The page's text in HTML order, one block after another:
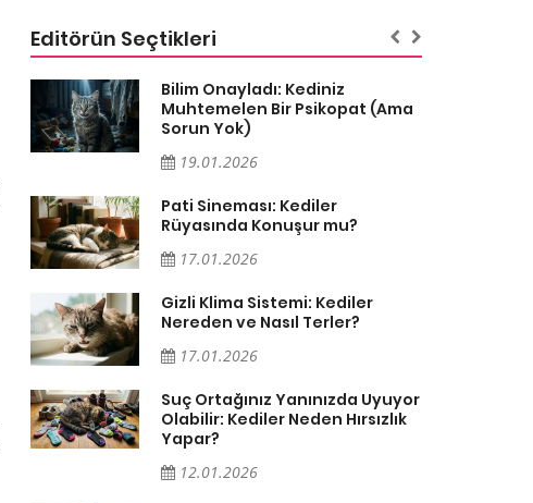
Editörün Seçtikleri
Bilim Onayladı: Kediniz
Muhtemelen Bir Psikopat (Ama
Sorun Yok)
19.01.2026
Pati Sineması: Kediler
Rüyasında Konuşur mu?
17.01.2026
Gizli Klima Sistemi: Kediler
Nereden ve Nasıl Terler?
17.01.2026
Suç Ortağınız Yanınızda Uyuyor
Olabilir: Kediler Neden Hırsızlık
Yapar?
12.01.2026